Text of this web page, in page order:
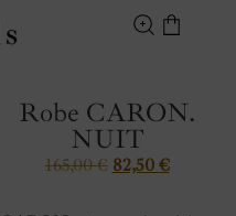
Robe CARON.
NUIT
165,00€ 82,50 €